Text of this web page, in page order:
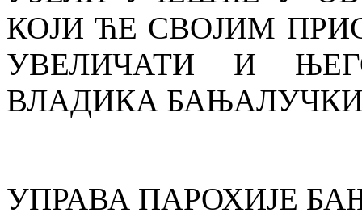
КОЈИ ЋЕ СВОЈИМ
УВЕЛИЧАТИ И
ВЛАДИКА БАЊАЛУЧКИ
УПРАВА ПАРОХИЈЕ